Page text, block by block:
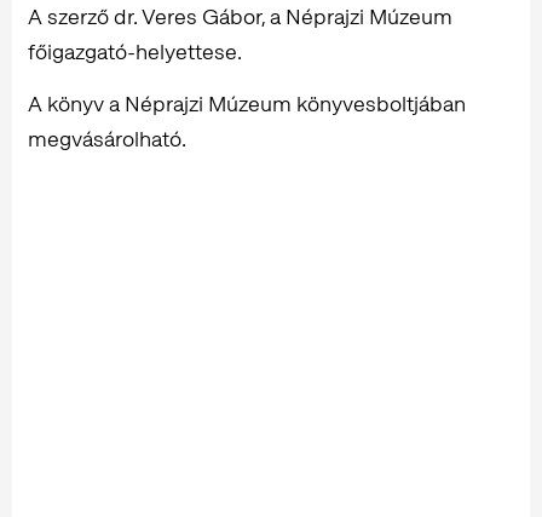
A szerző dr. Veres Gábor, a Néprajzi Múzeum
főigazgató-helyettese.
A könyv a Néprajzi Múzeum könyvesboltjában
megvásárolható.